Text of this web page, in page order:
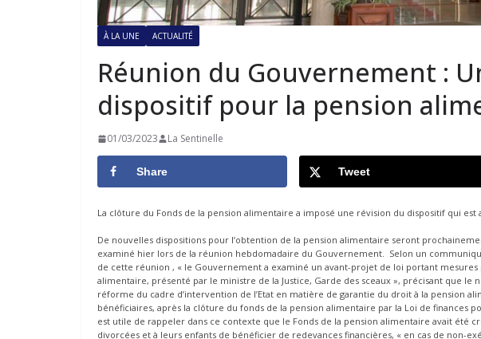
À LA UNE ACTUALITÉ
Réunion du Gouvernement :
dispositif pour la pension
01/03/2023 La Sentinelle
Share Tweet
La clôture du Fonds de la pension alimentaire a imposé une révision du dispositif qui est
De nouvelles dispositions pour l’obtention de la pension alimentaire seront
examiné hier lors de la réunion hebdomadaire du Gouvernement. Selon un
de cette réunion , « le Gouvernement a examiné un avant-projet de loi portant
alimentaire, présenté par le ministre de la Justice, Garde des sceaux », précisant que le
réforme du cadre d’intervention de l’Etat en matière de garantie du droit à la pension
bénéficiaires, après la clôture du fonds de la pension alimentaire par la Loi de finances
est utile de rappeler dans ce contexte que le Fonds de la pension alimentaire avait été
divorcées et à leurs enfants de bénéficier de redevances financières, « en cas de non-